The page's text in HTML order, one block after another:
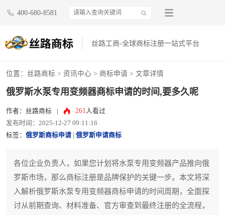
400-680-8581
丝路工商-全球商标注册一站式平台
位置： 丝路商标 > 资讯中心 > 商标申请 > 文章详情
俄罗斯水泵专用变频器商标申请的时间,要多久呢
作者：丝路商标 261人看过
发布时间：2025-12-27 09:11:16
标签： 俄罗斯商标申请 俄罗斯申请商标
各位企业负责人，如果您计划将水泵专用变频器产品推向俄
罗斯市场，那么商标注册是品牌保护的关键一步。本文将深
入解析俄罗斯水泵专用变频器商标申请的时间周期，全面探
讨从前期查询、材料准备、官方审查到最终注册的全流程，